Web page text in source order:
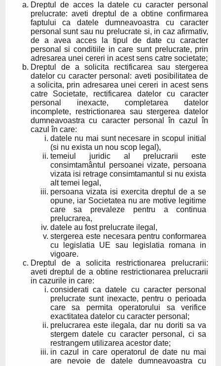
Dreptul de acces la datele cu caracter personal
prelucrate: aveti dreptul de a obtine confirmarea
faptului ca datele dumneavoastra cu caracter
personal sunt sau nu prelucrate si, in caz afirmativ,
de a avea acces la tipul de date cu caracter
personal si conditiile in care sunt prelucrate, prin
adresarea unei cereri in acest sens catre societate;
Dreptul de a solicita rectificarea sau stergerea
datelor cu caracter personal: aveti posibilitatea de
a solicita, prin adresarea unei cereri in acest sens
catre Societate, rectificarea datelor cu caracter
personal inexacte, completarea datelor
incomplete, restrictionarea sau stergerea datelor
dumneavoastra cu caracter personal în cazul în
cazul în care:
datele nu mai sunt necesare in scopul initial
(si nu exista un nou scop legal),
temeiul juridic al prelucrarii este
consimtamântul persoanei vizate, persoana
vizata isi retrage consimtamantul si nu exista
alt temei legal,
persoana vizata isi exercita dreptul de a se
opune, iar Societatea nu are motive legitime
care sa prevaleze pentru a continua
prelucrarea,
datele au fost prelucrate ilegal,
stergerea este necesara pentru conformarea
cu legislatia UE sau legislatia romana in
vigoare.
Dreptul de a solicita restrictionarea prelucrarii:
aveti dreptul de a obtine restrictionarea prelucrarii
in cazurile in care:
considerati ca datele cu caracter personal
prelucrate sunt inexacte, pentru o perioada
care sa permita operatorului sa verifice
exactitatea datelor cu caracter personal;
prelucrarea este ilegala, dar nu doriti sa va
stergem datele cu caracter personal, ci sa
restrangem utilizarea acestor date;
in cazul in care operatorul de date nu mai
are nevoie de datele dumneavoastra cu